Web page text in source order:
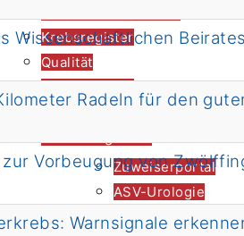
Krebsregister
Qualität
CIO-Leitlinien
Helfen und Spenden
Zuweiserportal
ASV-Urologie
Tumorboards
Wissenschaftlichen
Radeln für den
zur Vorbeugung von
Warnsignale